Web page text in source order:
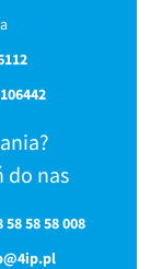
do nas
58 58 58 008